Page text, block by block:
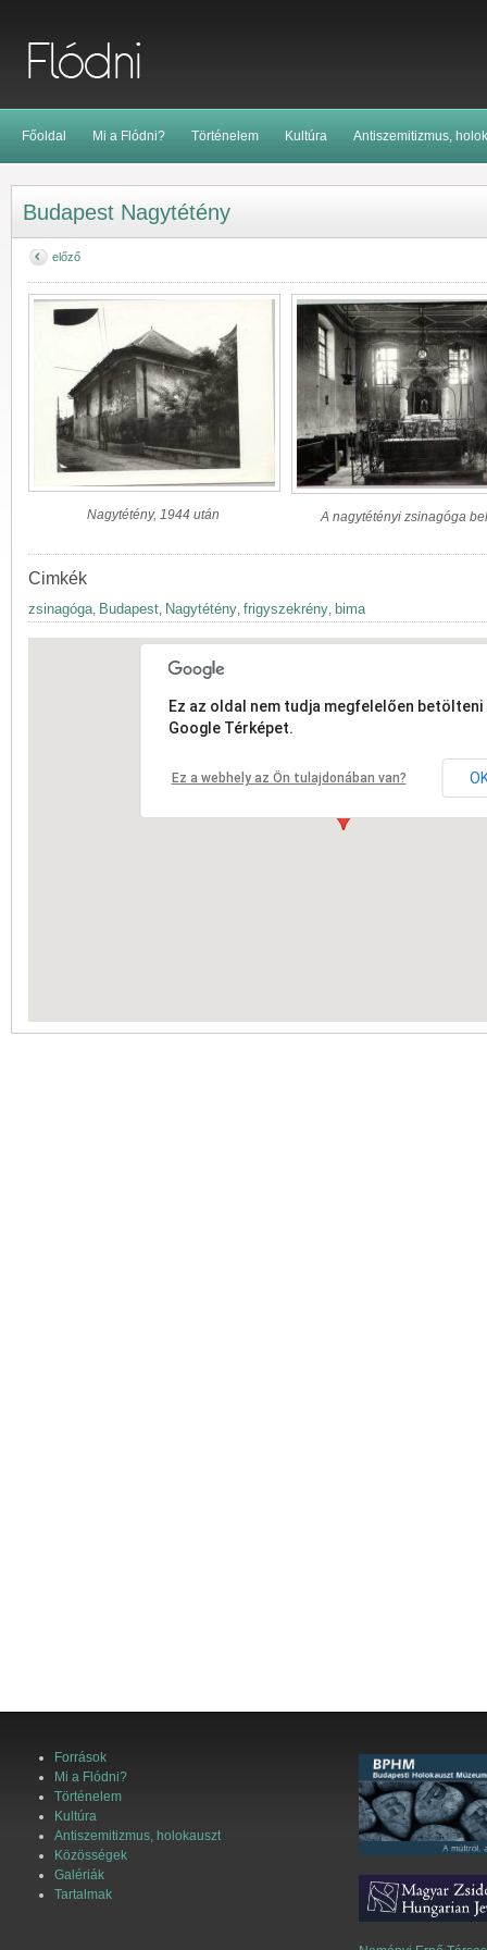
Főoldal Mi a Flódni? Történelem Kultúra Antiszemitizmus,
Budapest Nagytétény
előző
Nagytétény, 1944 után A nagytétényi zsinagóga
Cimkék
zsinagóga, Budapest, Nagytétény, frigyszekrény, bima
Ez az oldal nem tudja megfelelően betölteni
Google Térképet.
Ez a webhely az Ön tulajdonában van?
Források
Mi a Flódni?
Történelem
Kultúra
Antiszemitizmus, holokauszt
Közösségek
Galériák
Tartalmak